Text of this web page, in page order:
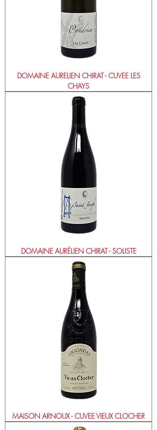
DOMAINE AURELIEN CHIRAT - CUVEE LES
CHAYS
DOMAINE AURÉLIEN CHIRAT - SOLISTE
MAISON ARNOUX - CUVEE VIEUX CLOCHER